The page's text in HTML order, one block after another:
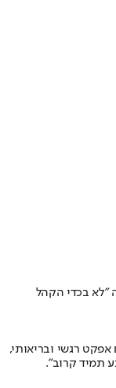
"לא בכדי הקהל
רגשי ובריאותי,
תמיד קרוב".